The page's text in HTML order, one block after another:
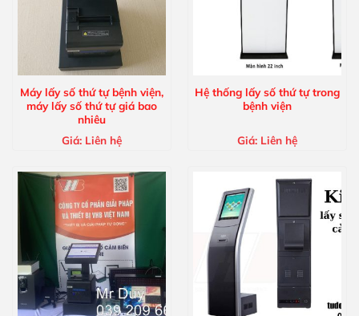
Máy lấy số thứ tự bệnh viện,
máy lấy số thứ tự giá bao
nhiêu
Giá: Liên hệ
Hệ thống lấy số thứ tự trong
bệnh viện
Giá: Liên hệ